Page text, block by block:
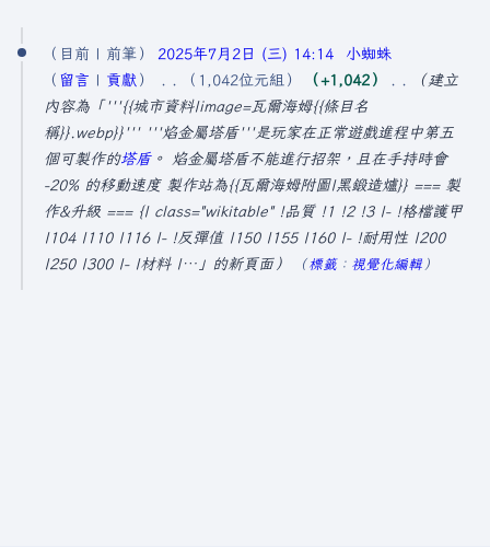
2
日
目前 前筆 2025年7月2日 (三) 14:14
小蜘蛛
留言
貢獻 1,042位元組 +1,042
建立
內容為「'''{{城市資料|image=瓦爾海姆{{條目名
稱}}.webp}}''' '''焰金屬塔盾'''是玩家在正常遊戲進程中第五
個可製作的塔盾。 焰金屬塔盾不能進行招架，且在手持時會
-20% 的移動速度 製作站為{{瓦爾海姆附圖|黑鍛造爐}} === 製
作&升級 === {| class="wikitable" !品質 !1 !2 !3 |- !格檔護甲
|104 |110 |116 |- !反彈值 |150 |155 |160 |- !耐用性 |200
|250 |300 |- |材料 |…」的新頁面
標籤： 視覺化編輯